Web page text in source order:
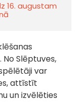
16. augustam
Slēptuves,
var
attīstīt
un izvēlēties